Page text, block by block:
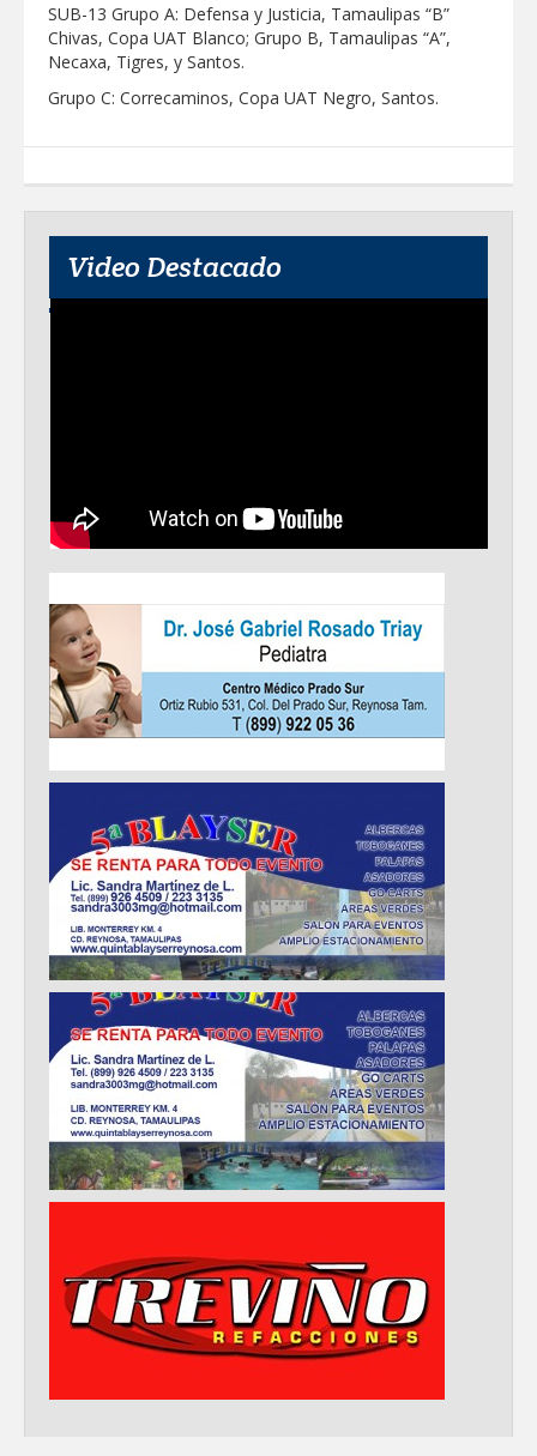
SUB-13 Grupo A: Defensa y Justicia, Tamaulipas “B”
Chivas, Copa UAT Blanco; Grupo B, Tamaulipas “A”,
Necaxa, Tigres, y Santos.
Grupo C: Correcaminos, Copa UAT Negro, Santos.
Video Destacado